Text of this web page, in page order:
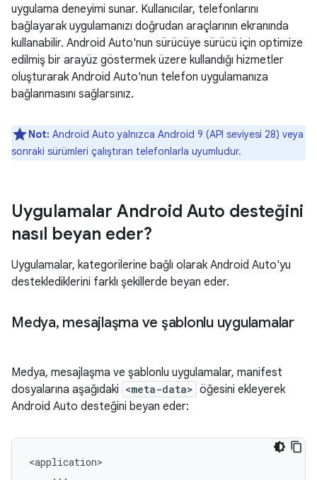
uygulama deneyimi sunar. Kullanıcılar, telefonlarını
bağlayarak uygulamanızı doğrudan araçlarının ekranında
kullanabilir. Android Auto'nun sürücüye sürücü için optimize
edilmiş bir arayüz göstermek üzere kullandığı hizmetler
oluşturarak Android Auto'nun telefon uygulamanıza
bağlanmasını sağlarsınız.
Not: Android Auto yalnızca Android 9 (API seviyesi 28) veya
sonraki sürümleri çalıştıran telefonlarla uyumludur.
Uygulamalar Android Auto desteğini
nasıl beyan eder?
Uygulamalar, kategorilerine bağlı olarak Android Auto'yu
desteklediklerini farklı şekillerde beyan eder.
Medya, mesajlaşma ve şablonlu uygulamalar
Medya, mesajlaşma ve şablonlu uygulamalar, manifest
dosyalarına aşağıdaki <meta-data> öğesini ekleyerek
Android Auto desteğini beyan eder: